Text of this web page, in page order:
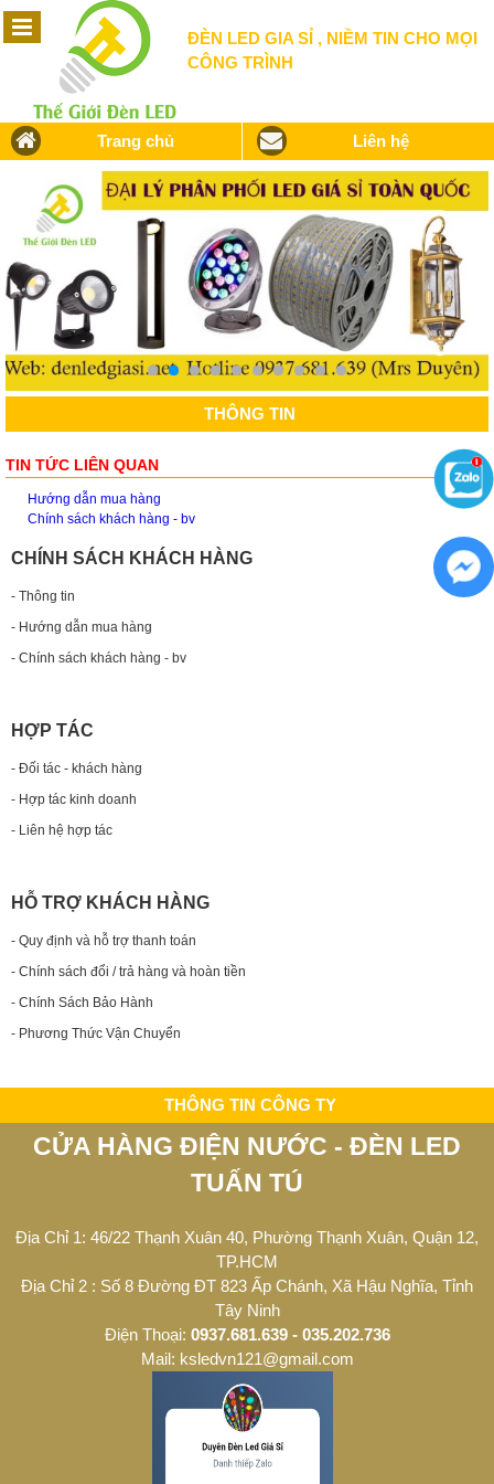
ĐÈN LED GIA SỈ , NIỀM TIN CHO MỌI
CÔNG TRÌNH
Trang chủ Liên hệ
THÔNG TIN
TIN TỨC LIÊN QUAN
Hướng dẫn mua hàng
Chính sách khách hàng - bv
CHÍNH SÁCH KHÁCH HÀNG
- Thông tin
- Hướng dẫn mua hàng
- Chính sách khách hàng - bv
HỢP TÁC
- Đối tác - khách hàng
- Hợp tác kinh doanh
- Liên hệ hợp tác
HỖ TRỢ KHÁCH HÀNG
- Quy định và hỗ trợ thanh toán
- Chính sách đổi / trả hàng và hoàn tiền
- Chính Sách Bảo Hành
- Phương Thức Vận Chuyển
THÔNG TIN CÔNG TY
CỬA HÀNG ĐIỆN NƯỚC - ĐÈN LED
TUẤN TÚ
Địa Chỉ 1: 46/22 Thạnh Xuân 40, Phường Thạnh Xuân, Quận 12,
TP.HCM
Địa Chỉ 2 : Số 8 Đường ĐT 823 Ấp Chánh, Xã Hậu Nghĩa, Tỉnh
Tây Ninh
Điện Thoại: 0937.681.639 - 035.202.736
Mail: ksledvn121@gmail.com